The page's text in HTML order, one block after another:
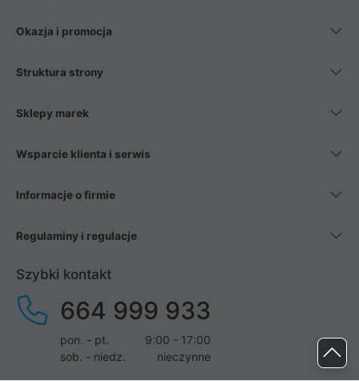
Okazja i promocja
Struktura strony
Sklepy marek
Wsparcie klienta i serwis
Informacje o firmie
Regulaminy i regulacje
Szybki kontakt
664 999 933
pon. - pt.
9:00 - 17:00
sob. - niedz.
nieczynne